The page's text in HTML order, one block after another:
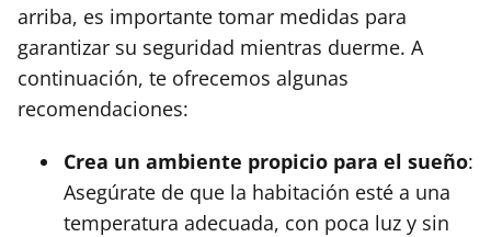
arriba, es importante tomar medidas para
garantizar su seguridad mientras duerme. A
continuación, te ofrecemos algunas
recomendaciones:
Crea un ambiente propicio para el sueño:
Asegúrate de que la habitación esté a una
temperatura adecuada, con poca luz y sin